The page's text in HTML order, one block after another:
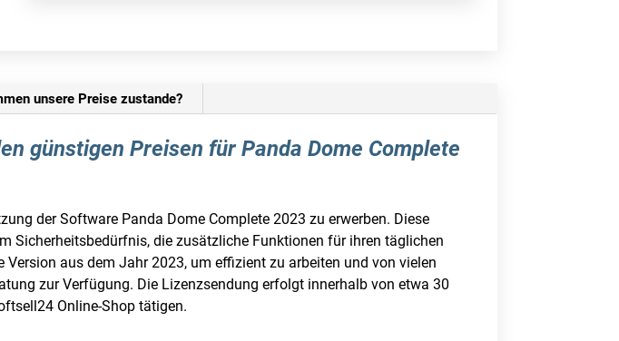
unsere Preise zustande?
günstigen Preisen für Panda Dome Complete
der Software Panda Dome Complete 2023 zu erwerben. Diese
Sicherheitsbedürfnis, die zusätzliche Funktionen für ihren täglichen
aus dem Jahr 2023, um effizient zu arbeiten und von vielen
zur Verfügung. Die Lizenzsendung erfolgt innerhalb von etwa 30
Online-Shop tätigen.